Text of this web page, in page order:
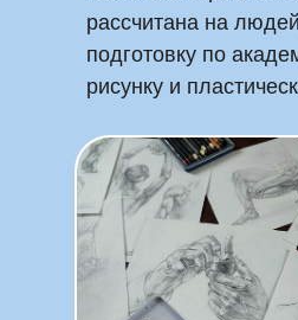
рассчитана на
подготовку по
рисунку и